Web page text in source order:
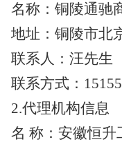
名称：铜陵通驰
地址：铜陵市北
联系人：汪先生
联系方式：
2.代理机构信息
名 称：安徽恒升